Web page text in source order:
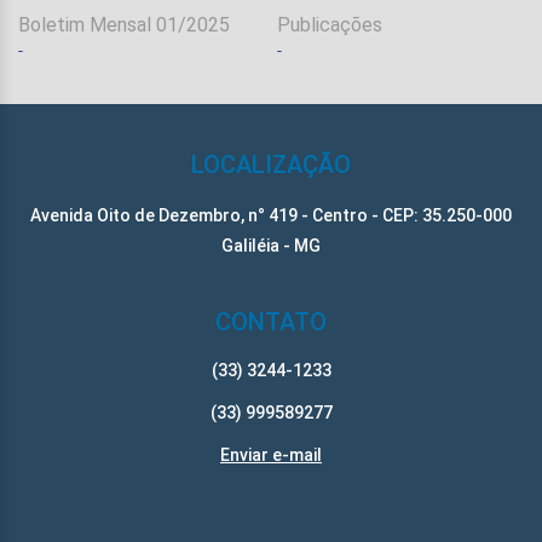
Boletim Mensal 01/2025
-
Publicações
-
LOCALIZAÇÃO
Avenida Oito de Dezembro, n° 419 - Centro - CEP: 35.250-000
Galiléia - MG
CONTATO
(33) 3244-1233
(33) 999589277
Enviar e-mail